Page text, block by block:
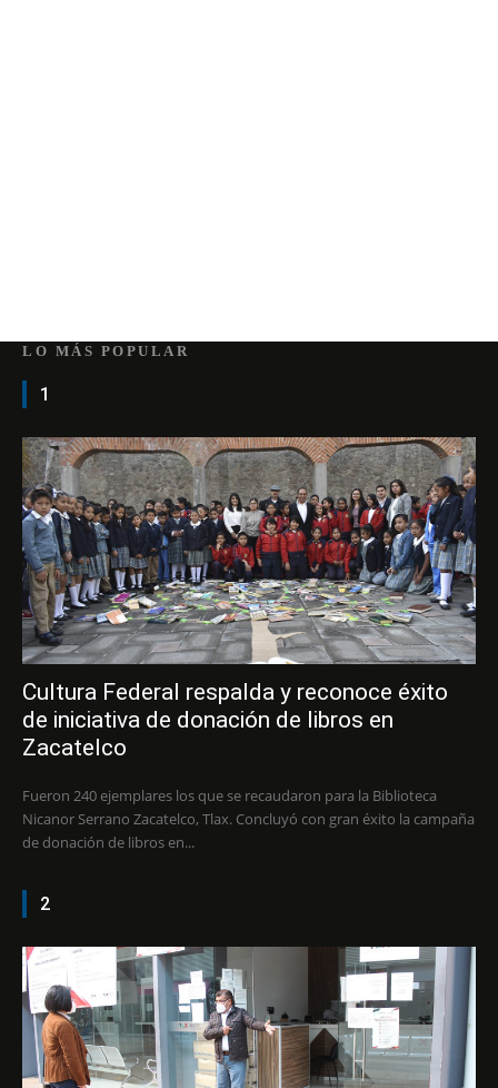
LO MÁS POPULAR
1
Cultura Federal respalda y reconoce éxito
de iniciativa de donación de libros en
Zacatelco
Fueron 240 ejemplares los que se recaudaron para la Biblioteca
Nicanor Serrano Zacatelco, Tlax. Concluyó con gran éxito la campaña
de donación de libros en...
2